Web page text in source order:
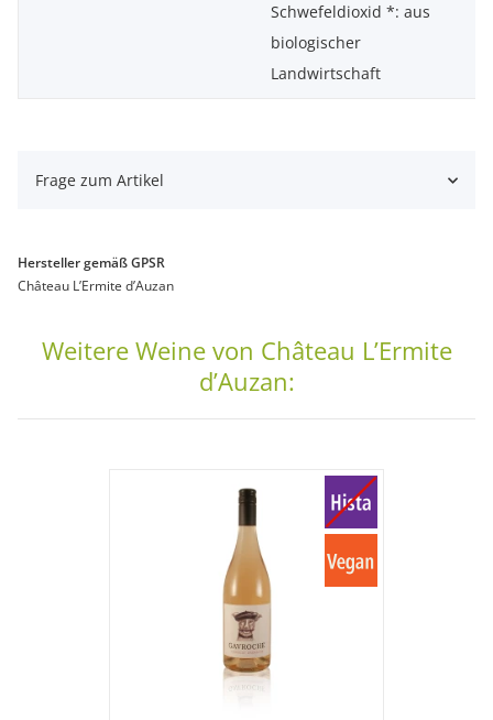
Schwefeldioxid *: aus
biologischer
Landwirtschaft
Frage zum Artikel
Hersteller gemäß GPSR
Château L’Ermite d’Auzan
Weitere Weine von Château L’Ermite
d’Auzan: